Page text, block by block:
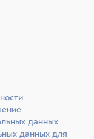
данных
данных для